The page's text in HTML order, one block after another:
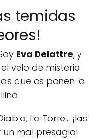
temidas
Eva Delattre, y
velo de misterio
que os ponen la
La Torre... ¡las
mal presagio!